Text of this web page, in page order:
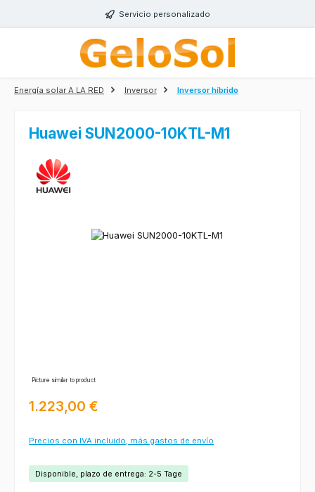
Saltar al contenido principalServicio personalizado
Energía solar A LA RED Inversor Inversor híbrido
Huawei SUN2000-10KTL-M1
Omitir galería de imágenes
Picture similar to product
Precio normal:
1.223,00 €
Precios con IVA incluido, más gastos de envío
Disponible, plazo de entrega: 2-5 Tage